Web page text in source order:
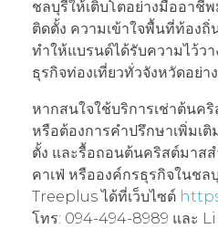
ชลบุรีให้เติบโตอย่างมืออา
ติดตั้ง ความเข้าใจพื้นที่ท้องถิ่
ทำให้แบรนด์ได้รับความไว้ว
ธุรกิจท่องเที่ยวทั่วจังหวัดอย่า
หากสนใจใช้บริการเช่าต้นค
หรือต้องการคำปรึกษาเพิ่มเ
ตั้ง และรื้อถอนต้นคริสต์มาส
คาเฟ่ หรือองค์กรธุรกิจในชล
Treeplus ได้ที่เว็บไซต์
โทร: 094-494-8989 และ